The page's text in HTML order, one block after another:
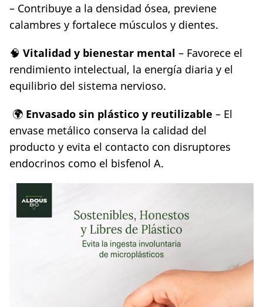
– Contribuye a la densidad ósea, previene
calambres y fortalece músculos y dientes.
🧠 Vitalidad y bienestar mental – Favorece el
rendimiento intelectual, la energía diaria y el
equilibrio del sistema nervioso.
🌍 Envasado sin plástico y reutilizable – El
envase metálico conserva la calidad del
producto y evita el contacto con disruptores
endocrinos como el bisfenol A.